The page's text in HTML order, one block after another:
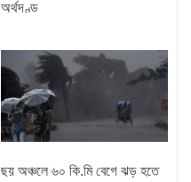
অর্থদণ্ড
ছয় অঞ্চলে ৬০ কি.মি বেগে ঝড় হতে